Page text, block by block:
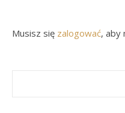
Musisz się zalogować, aby